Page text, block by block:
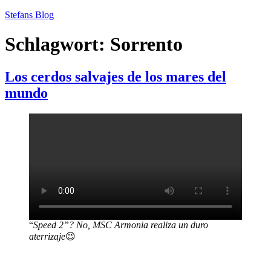
Zum
springen
Stefans Blog
Schlagwort: Sorrento
Los cerdos salvajes de los mares del
mundo
“Speed 2”? No, MSC Armonia realiza un duro
aterrizaje😉